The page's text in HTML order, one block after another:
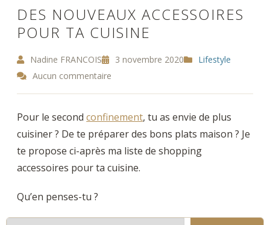
DES NOUVEAUX ACCESSOIRES
POUR TA CUISINE
Nadine FRANCOIS 3 novembre 2020
Lifestyle
Aucun commentaire
Pour le secondconfinement, tu as envie de plus
cuisiner ? De te préparer des bons plats maison ? Je
te propose ci-après ma liste de shopping
accessoires pour ta cuisine.
Qu’en penses-tu ?